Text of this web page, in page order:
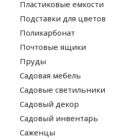
Пластиковые емкости
Подставки для цветов
Поликарбонат
Почтовые ящики
Пруды
Садовая мебель
Садовые светильники
Садовый декор
Садовый инвентарь
Саженцы